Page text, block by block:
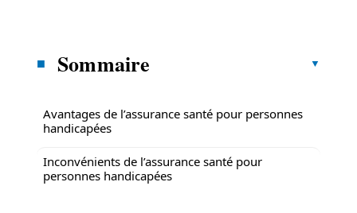
Sommaire
Avantages de l’assurance santé pour personnes
handicapées
Inconvénients de l’assurance santé pour
personnes handicapées